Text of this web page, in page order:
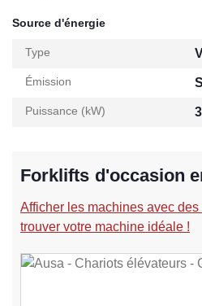
Source d'énergie
Type
Émission
Puissance (kW)
Forklifts d'occasion
Afficher les machines avec
trouver votre machine idéale !